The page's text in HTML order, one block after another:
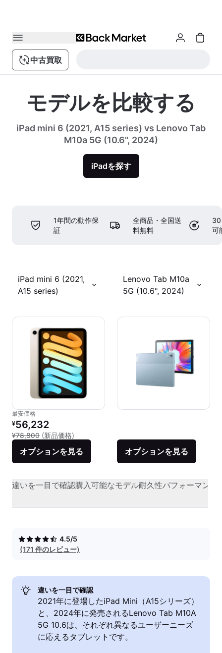
中古買取
モデルを比較する
iPad mini 6 (2021, A15 series) vs Lenovo Tab
M10a 5G (10.6", 2024)
iPadを探す
1年間の動作保
証
全商品・全国送
料無料
30
可
iPad mini 6 (2021,
A15 series)
Lenovo Tab M10a
5G (10.6", 2024)
最安価格
リファービッシュ品の価格：
¥56,232
¥78,800 (新品価格)
オプションを見る オプションを見る
違いを一目で確認購入可能なモデル耐久性パフォーマンス
4.5/5
(171 件のレビュー)
違いを一目で確認
2021年に登場したiPad Mini（A15シリーズ）
と、2024年に発売されるLenovo Tab M10A
5G 10.6は、それぞれ異なるユーザーニーズ
に応えるタブレットです。